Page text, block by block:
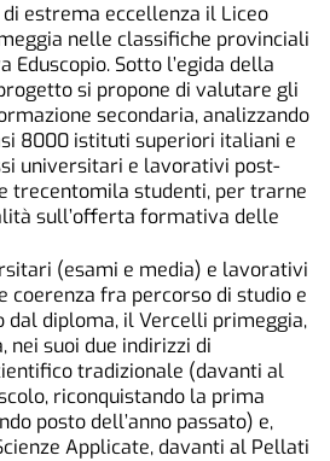
estrema eccellenza il Liceo
nelle classifiche provinciali
Sotto l’egida della
si propone di valutare gli
secondaria, analizzando
8000 istituti superiori italiani e
universitari e lavorativi post-
trecentomila studenti, per trarne
sull’offerta formativa delle
(esami e media) e lavorativi
coerenza fra percorso di studio e
dal diploma, il Vercelli primeggia,
nei suoi due indirizzi di
tradizionale (davanti al
riconquistando la prima
posto dell’anno passato) e,
Applicate, davanti al Pellati